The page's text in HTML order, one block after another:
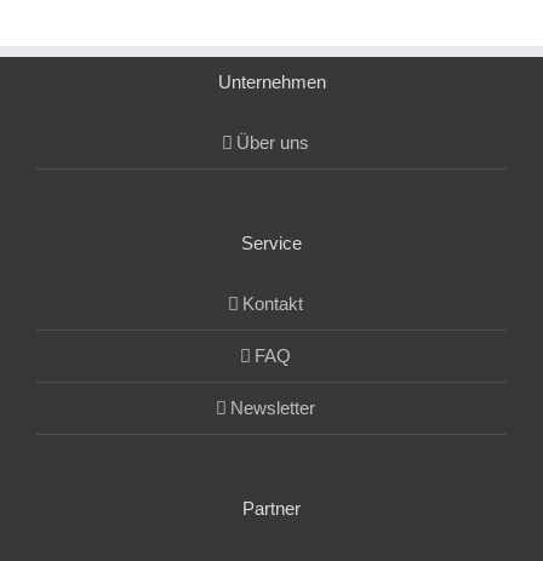
Unternehmen
Über uns
Service
Kontakt
FAQ
Newsletter
Partner